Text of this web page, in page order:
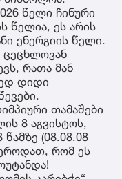
წელი ჩინური
წელია, ეს არის
ენერგიის წელი.
ცეცხლოვან
რათა მან
დიდი
თამაშები
8 აგვისტოს,
(08.08.08
რომ ეს